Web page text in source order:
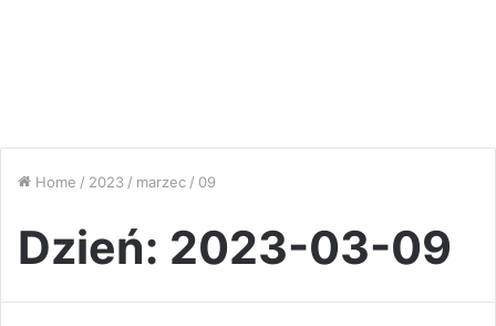
Home / 2023 / marzec / 09
Dzień: 2023-03-09